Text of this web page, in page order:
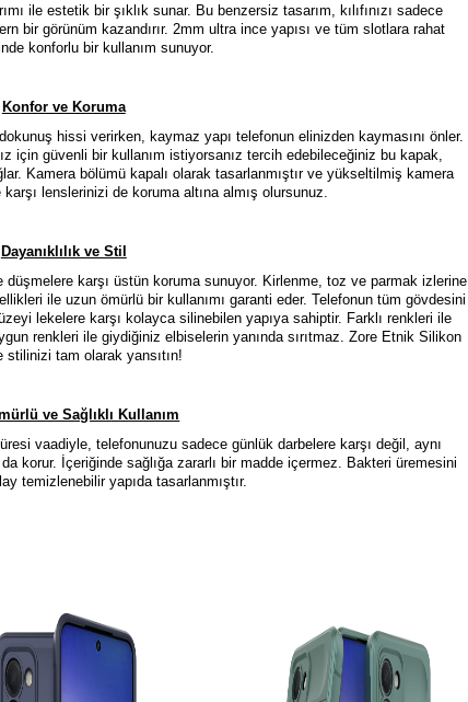
ile estetik bir şıklık sunar. Bu benzersiz tasarım, kılıfınızı sadece
bir görünüm kazandırır. 2mm ultra ince yapısı ve tüm slotlara rahat
konforlu bir kullanım sunuyor.
Konfor ve Koruma
hissi verirken, kaymaz yapı telefonun elinizden kaymasını önler.
için güvenli bir kullanım istiyorsanız tercih edebileceğiniz bu kapak,
Kamera bölümü kapalı olarak tasarlanmıştır ve yükseltilmiş kamera
lenslerinizi de koruma altına almış olursunuz.
Dayanıklılık ve Stil
karşı üstün koruma sunuyor. Kirlenme, toz ve parmak izlerine
ile uzun ömürlü bir kullanımı garanti eder. Telefonun tüm gövdesini
lekelere karşı kolayca silinebilen yapıya sahiptir. Farklı renkleri ile
renkleri ile giydiğiniz elbiselerin yanında sırıtmaz. Zore Etnik Silikon
stilinizi tam olarak yansıtın!
ve Sağlıklı Kullanım
vaadiyle, telefonunuzu sadece günlük darbelere karşı değil, aynı
korur. İçeriğinde sağlığa zararlı bir madde içermez. Bakteri üremesini
temizlenebilir yapıda tasarlanmıştır.